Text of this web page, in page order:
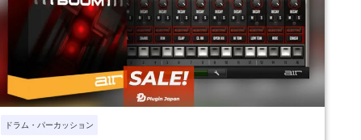
ドラム・パーカッション